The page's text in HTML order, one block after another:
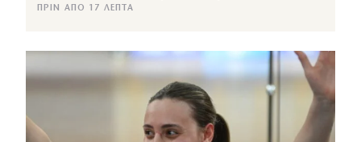
ΠΡΙΝ ΑΠΌ 17 ΛΕΠΤΆ